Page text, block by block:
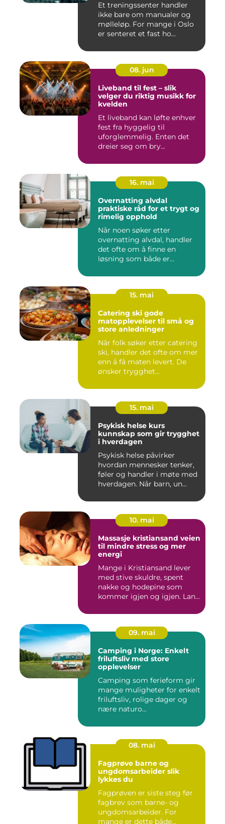
Et treningssenter handler
ikke bare om manualer og
mølleløp. For mange i Oslo
er senteret et fast ho...
08. jun
Liveband til fest – slik
velger du riktig musikk for
kvelden
Et liveband kan løfte enhver
fest fra hyggelig til
uforglemmelig. Enten det
dreier seg om bry...
16. mai
Overnatting alvdal
praktiske råd for et trygt og
rimelig opphold
Når noen søker etter
overnatting alvdal, handler
det ofte om å finne en
løsning som både er
15. mai
Catering ski gode
matopplevelser til små og
store anledninger
Når folk søker etter catering
ski, handler det ofte om mer
enn å få maten levert. De
ønsker trygghet...
15. mai
Psykisk helse kurs
kunnskap som gir trygghet
i hverdagen
Psykisk helse påvirker
hvordan mennesker tenker,
føler og handler i møte med
hverdagen. Når barn, un...
10. mai
Massasje kristiansand veien
til mindre stress og mer
energi
Mange i Kristiansand lever
med stive skuldre, spent
nakke og hodepine som
kommer igjen og igjen. Lan...
09. mai
Camping i Norge: Enkelt
friluftsliv med store
opplevelser
Camping som ferieform gir
mange muligheter for enkelt
friluftsliv, rolige dager og
nære naturo...
08. mai
Fagprøve barne og
ungdomsarbeider slik
lykkes du
Fagprøven er siste steg før
fagbrev som barne- og
ungdomsarbeider. For
mange er dette både